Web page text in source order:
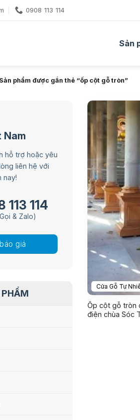
0908 113 114
Sản
Sản phẩm được gắn thẻ “ốp cột gỗ tròn”
Nam
hỗ trợ hoặc yêu
liên hệ với
nay!
113 114
& Zalo)
giá
Cửa Gỗ Tự
Ốp cột gỗ tròn
điện chùa Sóc